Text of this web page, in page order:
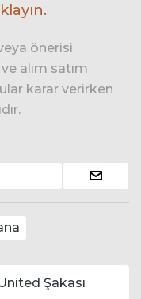
önerisi
alım satım
karar verirken
Şakası